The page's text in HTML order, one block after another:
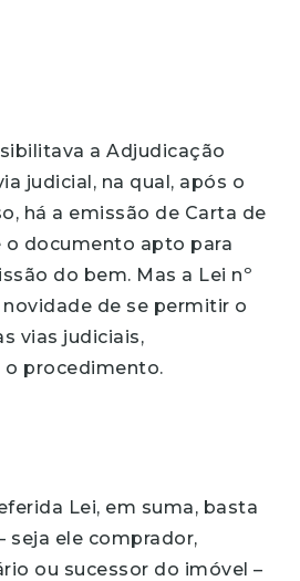
a Adjudicação
judicial, na qual, após o
há a emissão de Carta de
o documento apto para
do bem. Mas a Lei nº
novidade de se permitir o
vias judiciais,
procedimento.
Lei, em suma, basta
seja ele comprador,
ou sucessor do imóvel –